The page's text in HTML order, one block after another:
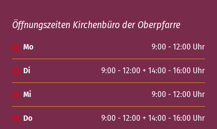
Öffnungszeiten Kirchenbüro der Oberpfarre
Mo 9:00 - 12:00 Uhr
Di 9:00 - 12:00 + 14:00 - 16:00 Uhr
Mi 9:00 - 12:00 Uhr
Do 9:00 - 12:00 + 14:00 - 16:00 Uhr